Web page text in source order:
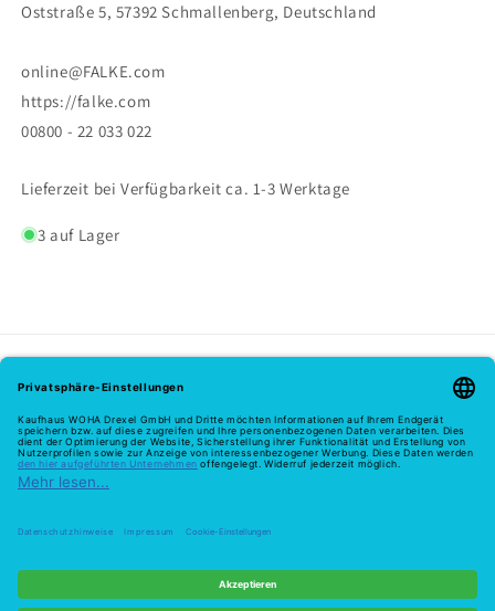
Oststraße 5, 57392 Schmallenberg, Deutschland
online@FALKE.com
https://falke.com
00800 - 22 033 022
Lieferzeit bei Verfügbarkeit ca. 1-3 Werktage
3 auf Lager
E-Mail
Zahlungsmethoden